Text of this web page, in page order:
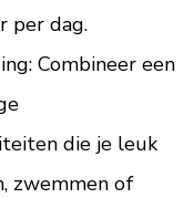
per dag.
Combineer een
die je leuk
zwemmen of